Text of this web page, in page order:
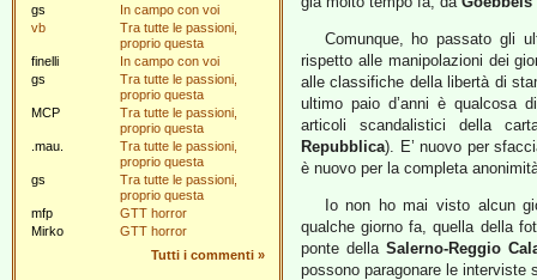
gs
In campo con voi
vb
Tra tutte le passioni,
proprio questa
finelli
In campo con voi
gs
Tra tutte le passioni,
proprio questa
MCP
Tra tutte le passioni,
proprio questa
.mau.
Tra tutte le passioni,
proprio questa
gs
Tra tutte le passioni,
proprio questa
mfp
GTT horror
Mirko
GTT horror
Tutti i commenti »
Comunque, ho passato gli
rispetto alle manipolazioni dei
alle classifiche della libertà di
ultimo paio d’anni è qualcosa
articoli scandalistici della
Repubblica). E’ nuovo per
è nuovo per la completa
Io non ho mai visto alcun
qualche giorno fa, quella della
ponte della Salerno-Reggio
possono paragonare le interviste